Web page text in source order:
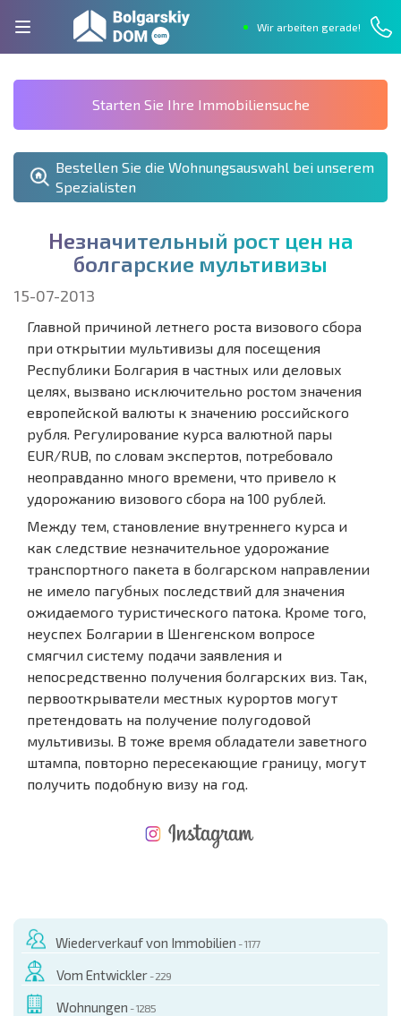
Wir arbeiten gerade!
Starten Sie Ihre Immobiliensuche
Bestellen Sie die Wohnungsauswahl bei unserem
Spezialisten
Незначительный рост цен на
болгарские мультивизы
15-07-2013
Главной причиной летнего роста визового сбора
при открытии мультивизы для посещения
Республики Болгария в частных или деловых
целях, вызвано исключительно ростом значения
европейской валюты к значению российского
рубля. Регулирование курса валютной пары
EUR/RUB, по словам экспертов, потребовало
неоправданно много времени, что привело к
удорожанию визового сбора на 100 рублей.
Между тем, становление внутреннего курса и
как следствие незначительное удорожание
транспортного пакета в болгарском направлении
не имело пагубных последствий для значения
ожидаемого туристического патока. Кроме того,
неуспех Болгарии в Шенгенском вопросе
смягчил систему подачи заявления и
непосредственно получения болгарских виз. Так,
первооткрыватели местных курортов могут
претендовать на получение полугодовой
мультивизы. В тоже время обладатели заветного
штампа, повторно пересекающие границу, могут
получить подобную визу на год.
Wiederverkauf von Immobilien - 1177
Vom Entwickler - 229
Wohnungen - 1285